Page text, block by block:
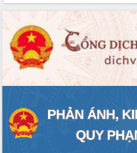
mới
UBND tỉnh họp báo định kỳ tháng 4
năm 2026
Hội thảo khoa học “Giải pháp thúc đẩy
phát triển nền kinh tế xanh tại tỉnh
Tăng cường giám sát, đôn đốc thực
hiện nhiệm vụ quản lý tài sản công
hàng tuần